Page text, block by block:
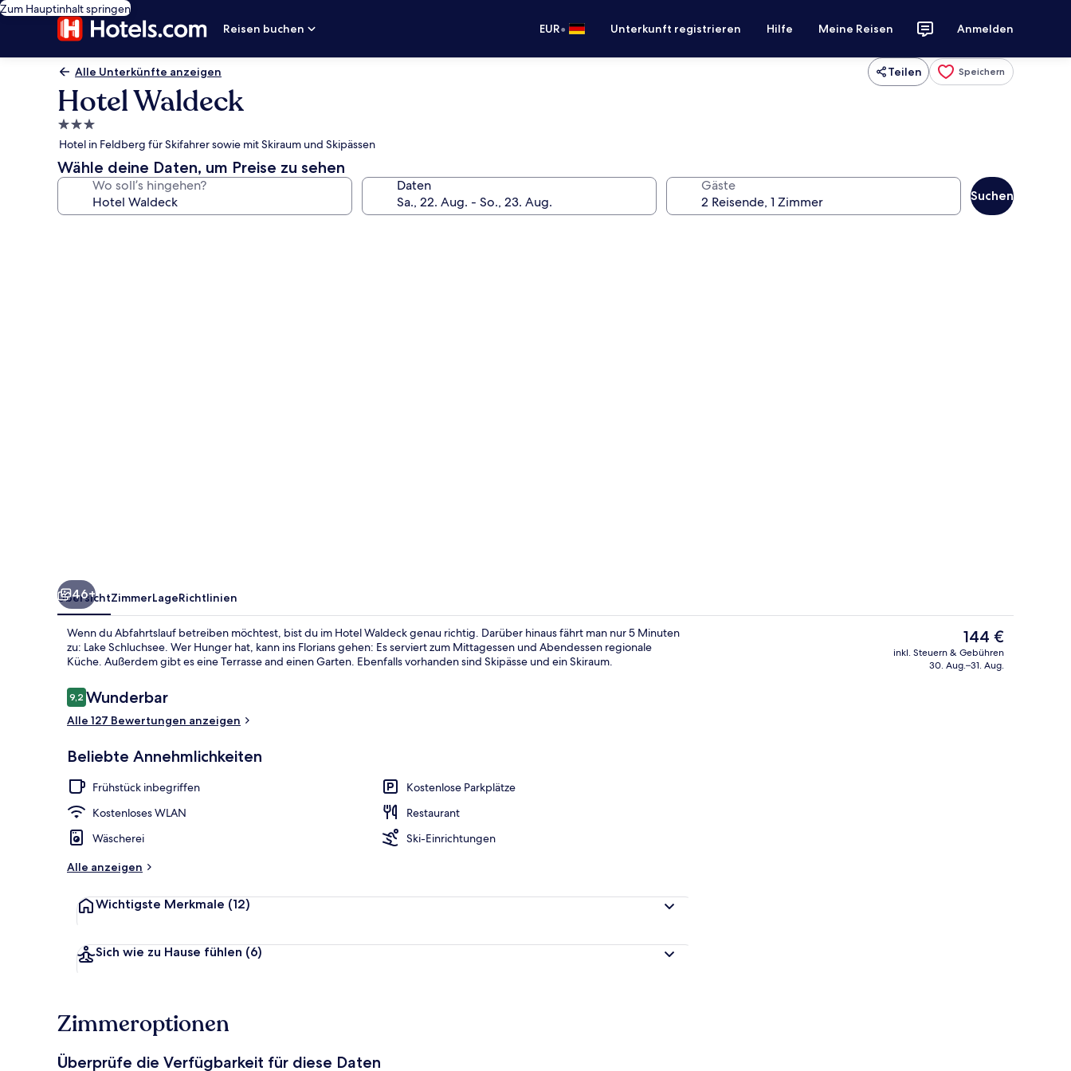
Zum Hauptinhalt springen
Reisen buchen
EUR• Unterkunft registrieren Hilfe Meine Reisen Anmelden
Alle Unterkünfte anzeigen Teilen Speichern
Hotel Waldeck
3.0-
Sterne-
Unterkunft
Hotel in Feldberg für Skifahrer sowie mit Skiraum und Skipässen
Wähle deine Daten, um Preise zu sehen
Wo soll’s hingehen? Daten Gäste
Suchen
Fassade der Unterkunft
46+
ÜbersichtZimmerLageRichtlinien
Wenn du Abfahrtslauf betreiben möchtest, bist du im Hotel Waldeck genau richtig. Darüber hinaus fährt man nur 5 Minuten
zu: Lake Schluchsee. Wer Hunger hat, kann ins Florians gehen: Es serviert zum Mittagessen und Abendessen regionale
Küche. Außerdem gibt es eine Terrasse and einen Garten. Ebenfalls vorhanden sind Skipässe und ein Skiraum.
Bewertungen
9,29,2 von 10.
Wunderbar
Alle 127 Bewertungen anzeigen
Beliebte Annehmlichkeiten
Frühstück inbegriffen
Kostenlose Parkplätze
Kostenloses WLAN
Restaurant
Wäscherei
Ski-Einrichtungen
Alle anzeigen
Wichtigste Merkmale (12)
Sich wie zu Hause fühlen (6)
Der
aktuelle
Preis
144 €
inkl. Steuern & Gebühren
30. Aug.–31. Aug.
Zimmeroptionen
Überprüfe die Verfügbarkeit für diese Daten